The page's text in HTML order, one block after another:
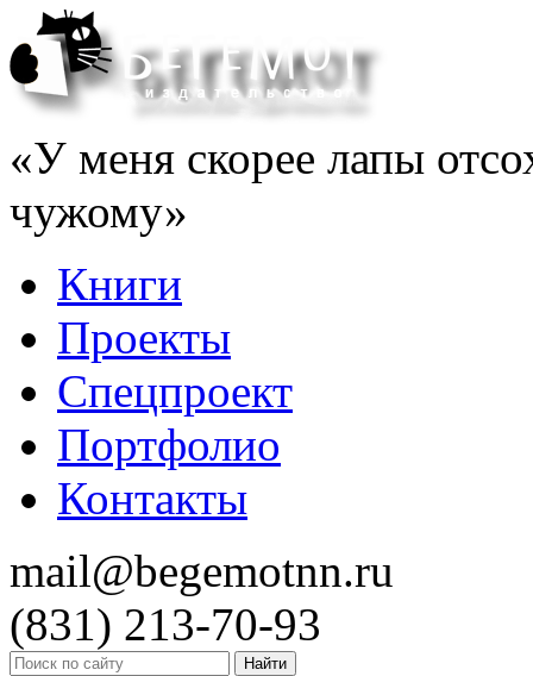
«У меня скорее лапы
чужому»
Книги
Проекты
Спецпроект
Портфолио
Контакты
mail@begemotnn.ru
(831) 213-70-93